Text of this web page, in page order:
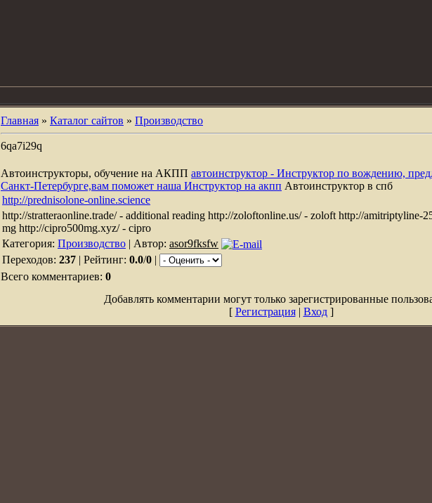
Главная » Каталог сайтов » Производство
6qa7i29q
Автоинструкторы, обучение на АКПП автоинструктор - Инструктор по вождению,
Санкт-Петербурге,вам поможет наша Инструктор на акпп Автоинструктор в спб
http://prednisolone-online.science
http://stratteraonline.trade/ - additional reading http://zoloftonline.us/ - zoloft http://amitriptyline-
mg http://cipro500mg.xyz/ - cipro
Категория: Производство | Автор: asor9fksfw
Переходов: 237 | Рейтинг: 0.0/0 |
Всего комментариев: 0
Добавлять комментарии могут только зарегистрированные
[ Регистрация| Вход]